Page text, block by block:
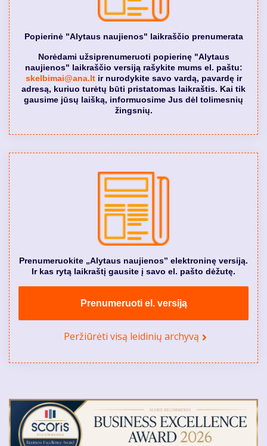
Popierinė "Alytaus naujienos" laikraščio prenumerata
Norėdami užsiprenumeruoti popierinę "Alytaus
naujienos" laikraščio versiją rašykite mums el. paštu:
skelbimai@ana.ltir nurodykite savo vardą, pavardę ir
adresą, kuriuo turėtų būti pristatomas laikraštis. Kai tik
gausime jūsų laišką, informuosime Jus dėl tolimesnių
žingsnių.
Prenumeruokite „Alytaus naujienos” elektroninę versiją.
Ir kas rytą laikraštį gausite į savo el. pašto dėžutę.
Prenumeruoti el. versiją
Peržiūrėti visą leidinių archyvą